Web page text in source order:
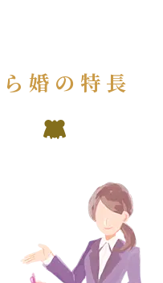
ら婚の特長